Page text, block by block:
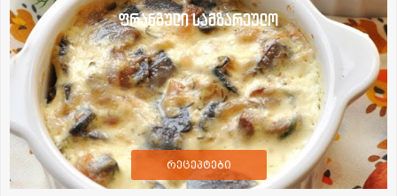
ფრანგული სამზარეულო
რეცეპტები